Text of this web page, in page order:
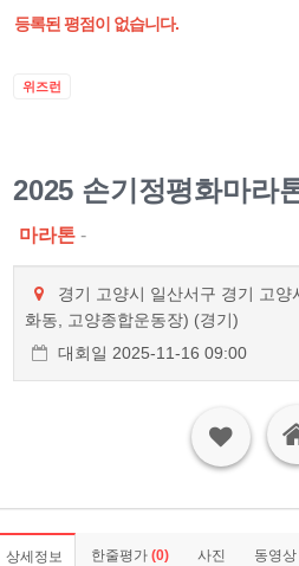
등록된 평점이 없습니다.
위즈런
2025 손기정평화마라
마라톤 -
경기 고양시 일산서구 경기 고
화동, 고양종합운동장) (경기)
대회일 2025-11-16 09:00
상세정보 한줄평가 (0) 사진 동영상